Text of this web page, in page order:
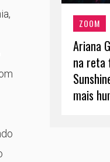
ZOOM
Ariana
na reta
mais